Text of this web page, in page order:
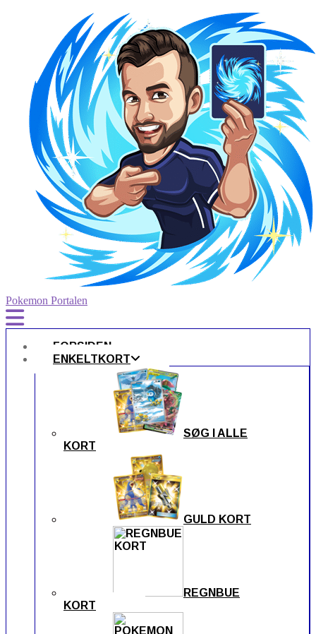
Pokemon Portalen
FORSIDEN
ENKELTKORT
SØG I ALLE
KORT
GULD KORT
REGNBUE
KORT